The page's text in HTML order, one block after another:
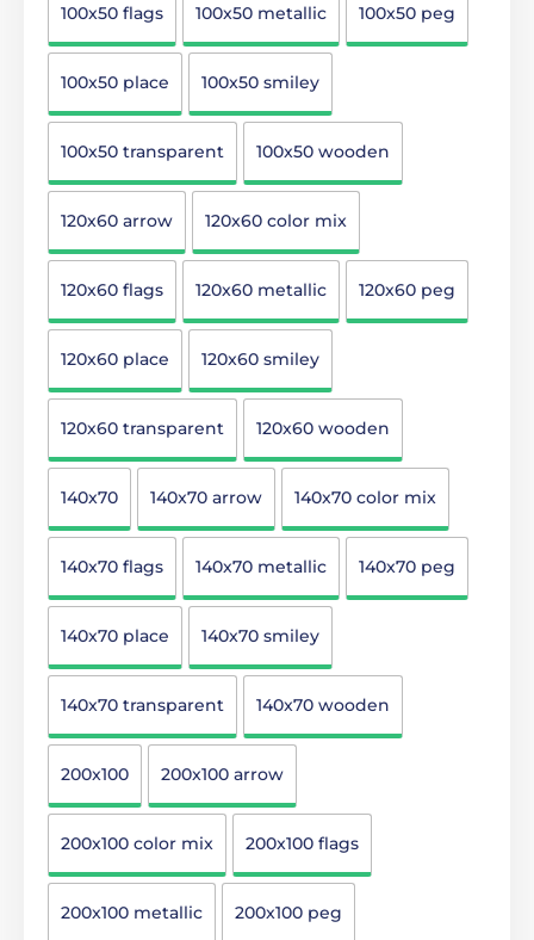
100x50 flags 100x50 metallic 100x50 peg
100x50 place 100x50 smiley
100x50 transparent 100x50 wooden
120x60 arrow 120x60 color mix
120x60 flags 120x60 metallic 120x60 peg
120x60 place 120x60 smiley
120x60 transparent 120x60 wooden
140x70 140x70 arrow 140x70 color mix
140x70 flags 140x70 metallic 140x70 peg
140x70 place 140x70 smiley
140x70 transparent 140x70 wooden
200x100 200x100 arrow
200x100 color mix 200x100 flags
200x100 metallic 200x100 peg